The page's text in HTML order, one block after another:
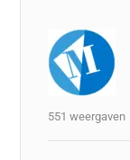
551 weergaven